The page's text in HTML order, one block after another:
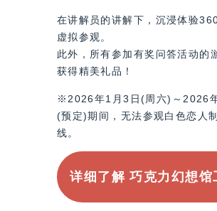
在讲解员的讲解下，沉浸体验
虚拟参观。
此外，所有参加有奖问答活动的
获得精美礼品！
※2026年1月3日(周六)～2026
(预定)期间，无法参观白色恋人
线。
详细了解 巧克力幻想馆